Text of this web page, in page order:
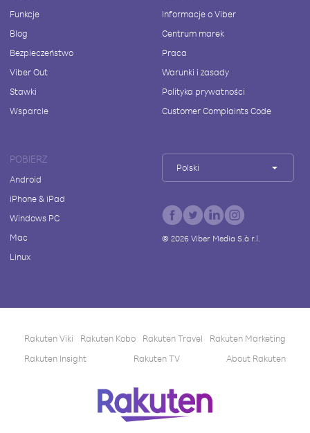
Funkcje
Blog
Bezpieczeństwo
Viber Out
Stawki
Wsparcie
Informacje o Viber
Centrum marek
Praca
Warunki i zasady
Polityka prywatności
Customer Complaints Code
POBIERZ
Android
iPhone & iPad
Windows PC
Mac
Linux
Polski
© 2026Viber Media S.à r.l.
Rakuten Viki Rakuten Kobo Rakuten Travel
Rakuten Marketing
Rakuten Insight
Rakuten TV About Rakuten